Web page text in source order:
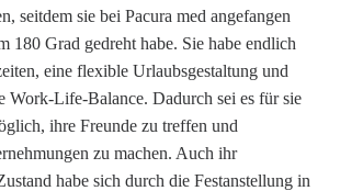
seitdem sie bei Pacura med angefangen
180 Grad gedreht habe. Sie habe endlich
eine flexible Urlaubsgestaltung und
Work-Life-Balance. Dadurch sei es für sie
ihre Freunde zu treffen und
zu machen. Auch ihr
habe sich durch die Festanstellung in